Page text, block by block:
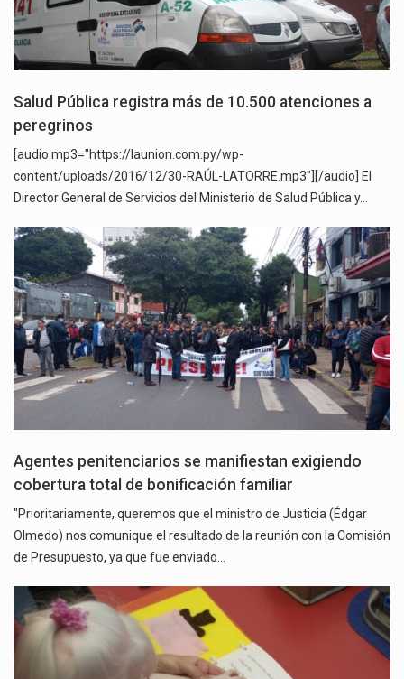
Salud Pública registra más de 10.500 atenciones a
peregrinos
[audio mp3="https://launion.com.py/wp-
content/uploads/2016/12/30-RAÚL-LATORRE.mp3"][/audio] El
Director General de Servicios del Ministerio de Salud Pública y…
Agentes penitenciarios se manifiestan exigiendo
cobertura total de bonificación familiar
"Prioritariamente, queremos que el ministro de Justicia (Édgar
Olmedo) nos comunique el resultado de la reunión con la Comisión
de Presupuesto, ya que fue enviado…